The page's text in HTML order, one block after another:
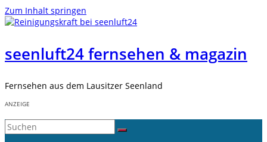
Zum Inhalt springen
seenluft24 fernsehen & magazin
Fernsehen aus dem Lausitzer Seenland
ANZEIGE